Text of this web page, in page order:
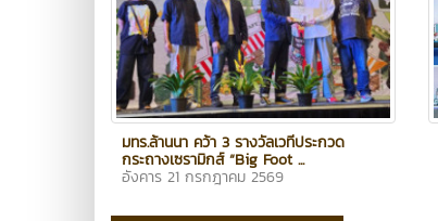
มทร.ล้านนา คว้า 3 รางวัลเวทีประกวด
กระถางเซรามิกส์ “Big Foot ...
อังคาร 21 กรกฎาคม 2569